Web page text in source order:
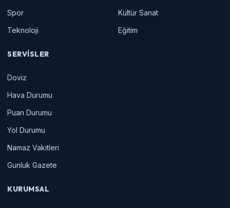
Spor
Kültür Sanat
Teknoloji
Eğitim
SERVISLER
Doviz
Hava Durumu
Puan Durumu
Yol Durumu
Namaz Vakitleri
Gunluk Gazete
KURUMSAL